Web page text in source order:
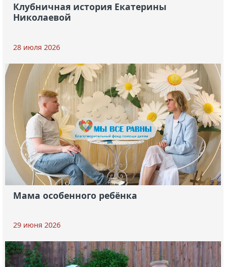
Клубничная история Екатерины
Николаевой
28 июля 2026
Мама особенного ребёнка
29 июня 2026